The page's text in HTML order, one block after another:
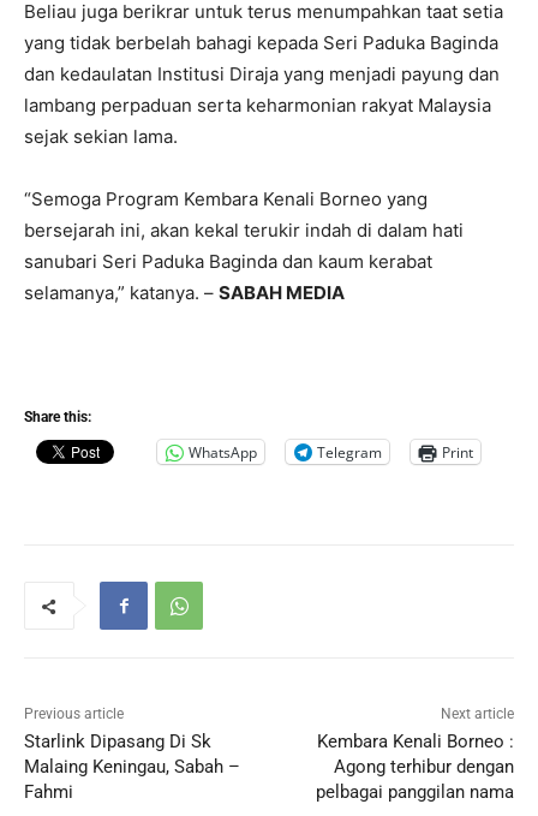
Beliau juga berikrar untuk terus menumpahkan taat setia
yang tidak berbelah bahagi kepada Seri Paduka Baginda
dan kedaulatan Institusi Diraja yang menjadi payung dan
lambang perpaduan serta keharmonian rakyat Malaysia
sejak sekian lama.
“Semoga Program Kembara Kenali Borneo yang
bersejarah ini, akan kekal terukir indah di dalam hati
sanubari Seri Paduka Baginda dan kaum kerabat
selamanya,” katanya. – SABAH MEDIA
Share this:
WhatsApp Telegram Print
Previous article
Starlink Dipasang Di Sk
Malaing Keningau, Sabah –
Fahmi
Next article
Kembara Kenali Borneo :
Agong terhibur dengan
pelbagai panggilan nama